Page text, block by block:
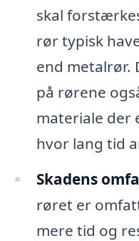
skal
rør typisk
end metalrør.
på rørene
materiale der
hvor lang tid
Skadens
røret er
mere tid og